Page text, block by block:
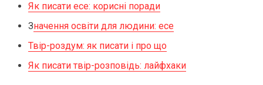
Як писати есе: корисні поради
Значення освіти для людини: есе
Твір-роздум: як писати і про що
Як писати твір-розповідь: лайфхаки